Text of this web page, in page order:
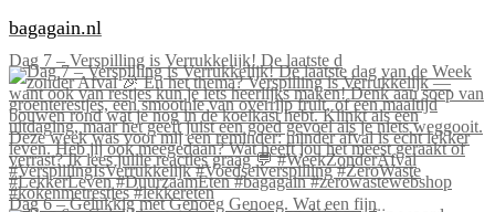
bagagain.nl
Dag 7 – Verspilling is Verrukkelijk! De laatste d
Dag 6 – Gelukkig met Genoeg Genoeg. Wat een fijn